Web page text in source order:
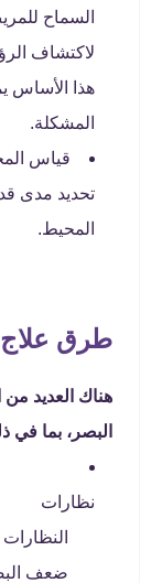
السماح
لاكتشاف
هذا الأساس
المشكلة.
قياس
تحديد مدى
المحيط.
طرق
هناك العديد
البصر، بما في
نظارات
ضعف